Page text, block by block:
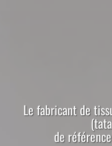
Lefabricantde
de